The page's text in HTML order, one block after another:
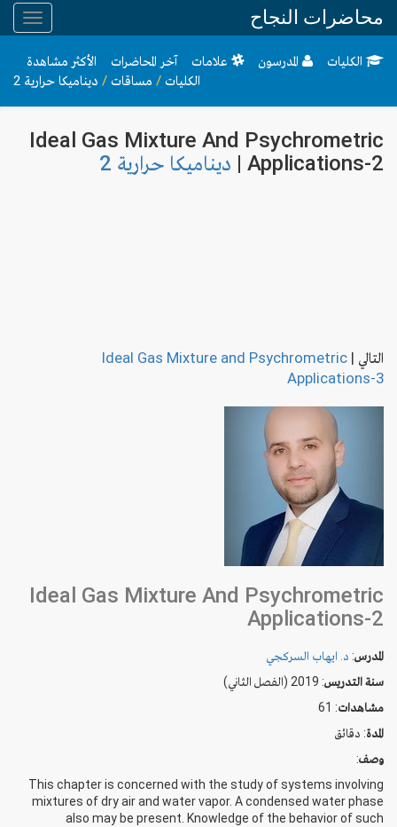
محاضرات النجاح
الكليات المدرسون علامات آخر المحاضرات
الأكثر مشاهدة
الكليات / مساقات / ديناميكا حرارية 2
Ideal Gas Mixture And Psychrometric
Applications-2 |
ديناميكا حرارية 2
التالي |
Ideal Gas Mixture and Psychrometric
Applications-3
Ideal Gas Mixture And Psychrometric
Applications-2
المدرس: د. ايهاب السركجي
سنة التدريس: 2019 (الفصل الثاني)
مشاهدات: 61
المدة: دقائق
وصف:
This chapter is concerned with the study of systems involving
mixtures of dry air and water vapor. A condensed water phase
also may be present. Knowledge of the behavior of such